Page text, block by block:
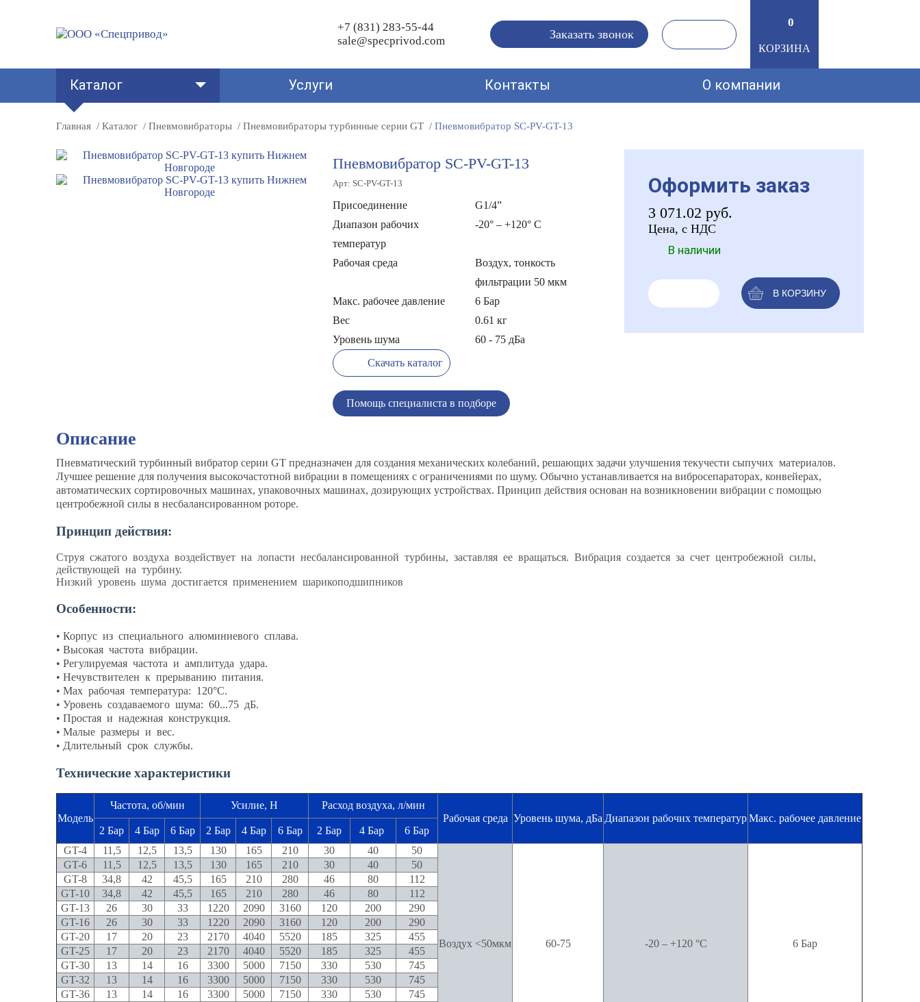
+7 (831) 283-55-44
sale@specprivod.com
Заказать звонок
0
0
КОРЗИНА
Каталог Услуги Контакты О компании
Главная Каталог Пневмовибраторы Пневмовибраторы турбинные серии GT Пневмовибратор SC-PV-GT-13
Пневмовибратор SC-PV-GT-13
Арт: SC-PV-GT-13
Присоединение
G1/4”
Диапазон рабочих
температур
-20° – +120° C
Рабочая среда
Воздух, тонкость
фильтрации 50 мкм
Макс. рабочее давление
6 Бар
Вес
0.61 кг
Уровень шума
60 - 75 дБа
Скачать каталог
Помощь специалиста в подборе
Оформить заказ
3 071.02 руб.
Цена, с НДС
В наличии
В КОРЗИНУ
Описание
Пневматический турбинный вибратор серии GT предназначен для создания механических колебаний, решающих задачи улучшения текучести сыпучих материалов.
Лучшее решение для получения высокочастотной вибрации в помещениях с ограничениями по шуму. Обычно устанавливается на вибросепараторах, конвейерах,
автоматических сортировочных машинах, упаковочных машинах, дозирующих устройствах. Принцип действия основан на возникновении вибрации с помощью
центробежной силы в несбалансированном роторе.
Принцип действия:
Струя сжатого воздуха воздействует на лопасти несбалансированной турбины, заставляя ее вращаться. Вибрация создается за счет центробежной силы,
действующей на турбину.
Низкий уровень шума достигается применением шарикоподшипников
Особенности:
• Корпус из специального алюминиевого сплава.
• Высокая частота вибрации.
• Регулируемая частота и амплитуда удара.
• Нечувствителен к прерыванию питания.
• Max рабочая температура: 120°С.
• Уровень создаваемого шума: 60...75 дБ.
• Простая и надежная конструкция.
• Малые размеры и вес.
• Длительный срок службы.
Технические характеристики
Модель
Частота, об/мин Усилие, Н
Расход воздуха, л/мин
Рабочая среда Уровень шума, дБа Диапазон рабочих температурМакс. рабочее давление
2 Бар
4 Бар 6 Бар 2 Бар 4 Бар 6 Бар 2 Бар 4 Бар
6 Бар
GT-4
11,5 12,5 13,5 130 165 210 30 40 50
Воздух <50мкм 60-75 -20 – +120 °С 6 Бар
GT-6 11,5 12,5 13,5 130 165 210 30 40
50
GT-8
34,8 42 45,5 165 210 280 46 80
112
GT-10
34,8 42 45,5 165 210 280 46 80
112
GT-13
26 30 33 1220 2090 3160 120 200
290
GT-16
26 30 33 1220 2090 3160 120 200
290
GT-20
17 20 23 2170 4040 5520 185 325
455
GT-25
17 20 23 2170 4040 5520 185 325
455
GT-30
13 14 16 3300 5000 7150 330 530
745
GT-32
13 14 16 3300 5000 7150 330 530
745
GT-36
13 14 16 3300 5000 7150 330 530
745